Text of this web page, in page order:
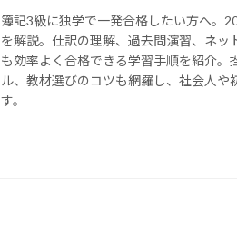
簿記3級に独学で一発合格したい方へ。
を解説。仕訳の理解、過去問演習、ネッ
も効率よく合格できる学習手順を紹介。
ル、教材選びのコツも網羅し、社会人や
す。